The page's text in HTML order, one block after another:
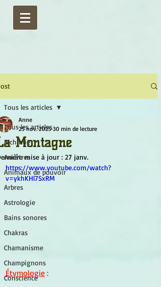
Tous les articles
Alchimie
Ancêtres
Animaux de pouvoir
Arbres
Astrologie
Bains sonores
Chakras
Chamanisme
Champignons
Conscience
Tous les articles
Montagne
Anne
25 nov. 2025 30 min de lecture
mise à jour : 27 janv.
https://www.youtube.com/watch?
v=ykhKHl7SxRM
Étymologie :